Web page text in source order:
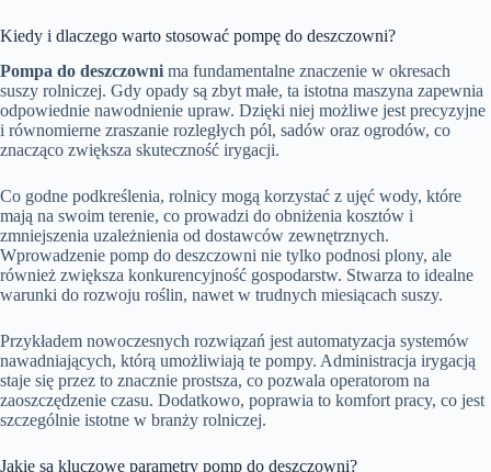
Kiedy i dlaczego warto stosować pompę do deszczowni?
Pompa do deszczowni ma fundamentalne znaczenie w okresach
suszy rolniczej. Gdy opady są zbyt małe, ta istotna maszyna zapewnia
odpowiednie nawodnienie upraw. Dzięki niej możliwe jest precyzyjne
i równomierne zraszanie rozległych pól, sadów oraz ogrodów, co
znacząco zwiększa skuteczność irygacji.
Co godne podkreślenia, rolnicy mogą korzystać z ujęć wody, które
mają na swoim terenie, co prowadzi do obniżenia kosztów i
zmniejszenia uzależnienia od dostawców zewnętrznych.
Wprowadzenie pomp do deszczowni nie tylko podnosi plony, ale
również zwiększa konkurencyjność gospodarstw. Stwarza to idealne
warunki do rozwoju roślin, nawet w trudnych miesiącach suszy.
Przykładem nowoczesnych rozwiązań jest automatyzacja systemów
nawadniających, którą umożliwiają te pompy. Administracja irygacją
staje się przez to znacznie prostsza, co pozwala operatorom na
zaoszczędzenie czasu. Dodatkowo, poprawia to komfort pracy, co jest
szczególnie istotne w branży rolniczej.
Jakie są kluczowe parametry pomp do deszczowni?